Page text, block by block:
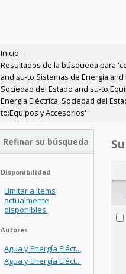
Inicio ›
Resultados de la búsqueda para
and su-to:Sistemas de Energía
Sociedad del Estado and su-
Energía Eléctrica, Sociedad del
to:Equipos y Accesorios'
Refinar su búsqueda
Disponibilidad
Limitar a ítems
actualmente
disponibles.
Autores
Agua y Energía Eléct...
Agua y Energía Eléct...